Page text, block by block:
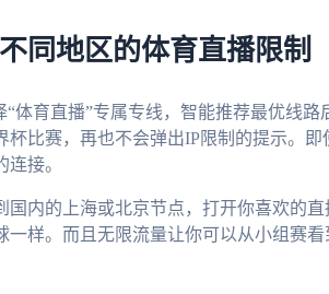
同地区的体育直播限制
“体育直播”专属专线，智能推荐最优线路
比赛，再也不会弹出IP限制的提示。即
接。
国内的上海或北京节点，打开你喜欢的直
样。而且无限流量让你可以从小组赛看